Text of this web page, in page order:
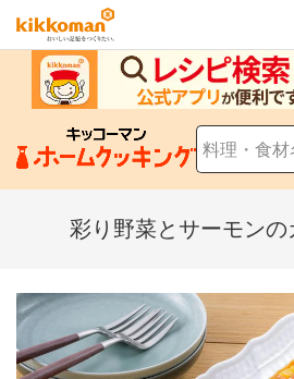
彩り野菜とサーモンの